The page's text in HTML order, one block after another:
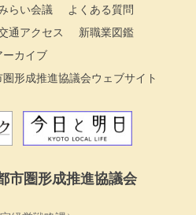
らい会議
よくある質問
通アクセス
新職業図鑑
ーカイブ
形成推進協議会ウェブサイト
市圏形成推進協議会